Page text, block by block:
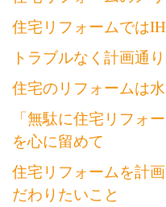
住宅リフォームでは
トラブルなく計画通
住宅のリフォームは
「無駄に住宅リフォ
を心に留めて
住宅リフォームを計
だわりたいこと